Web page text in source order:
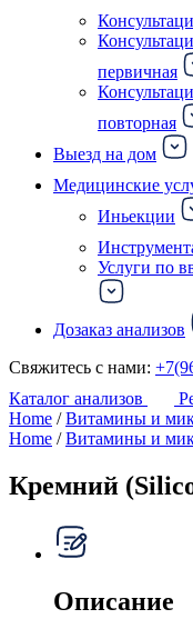
первичная
повторная
Выезд на дом
Медицинские
Иньекции
Услуги по
Дозаказ анализов
Свяжитесь с нами:
Каталог анализов
Home /Витамины и
Home /Витамины и
Кремний
Описание